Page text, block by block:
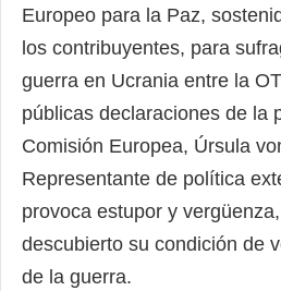
Europeo para la Paz,
los contribuyentes, para
guerra en Ucrania entre la
públicas declaraciones de la
Comisión Europea, Úrsula
Representante de política
provoca estupor y
descubierto su condición de
de la guerra.